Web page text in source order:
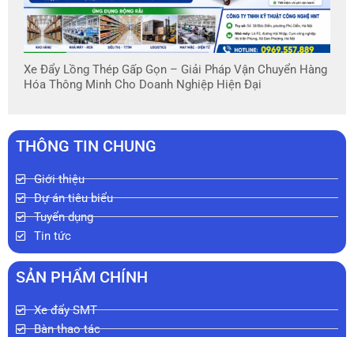
Xe Đẩy Lồng Thép Gấp Gọn – Giải Pháp Vận Chuyển Hàng
Hóa Thông Minh Cho Doanh Nghiệp Hiện Đại
THÔNG TIN CHUNG
Giới thiệu
Dự án tiêu biểu
Tuyển dụng
Tin tức
SẢN PHẨM CHÍNH
Xe đẩy SMT
Bàn thao tác